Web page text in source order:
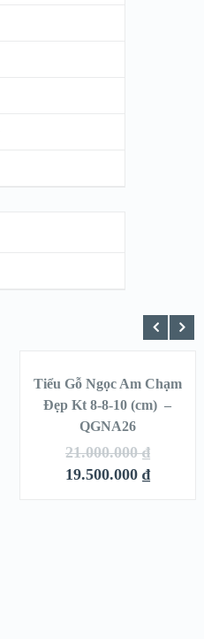
SALE!
QUICK LOOK
VIEW DETAILS
Tiểu Gỗ Ngọc Am Chạm
Đẹp Kt 8-8-10 (cm) –
QGNA26
21.000.000₫
19.500.000 ₫